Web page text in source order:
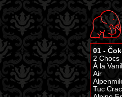
01 -
2 Chocs
Á la
Air
Tuc